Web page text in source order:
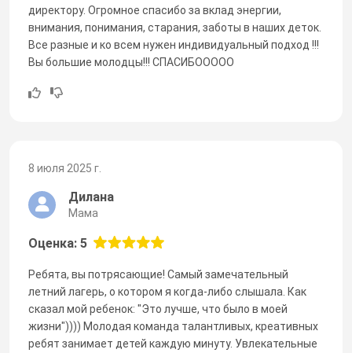
директору. Огромное спасибо за вклад энергии,
внимания, понимания, старания, заботы в наших деток.
Все разные и ко всем нужен индивидуальный подход !!!
Вы большие молодцы!!! СПАСИБООООО
8 июля 2025 г.
Дилана
Мама
Оценка: 5
Ребята, вы потрясающие! Самый замечательный
летний лагерь, о котором я когда-либо слышала. Как
сказал мой ребенок: "Это лучше, что было в моей
жизни")))) Молодая команда талантливых, креативных
ребят занимает детей каждую минуту. Увлекательные